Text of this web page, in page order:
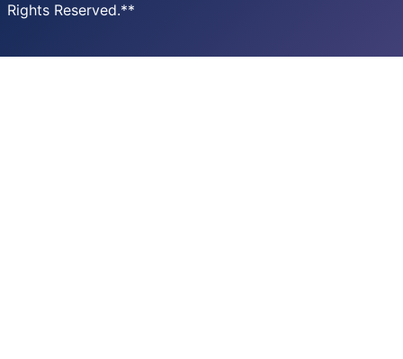
Rights Reserved.**